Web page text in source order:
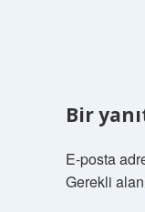
Bir
E-posta
Gerekli